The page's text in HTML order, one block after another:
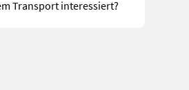
Transport interessiert?